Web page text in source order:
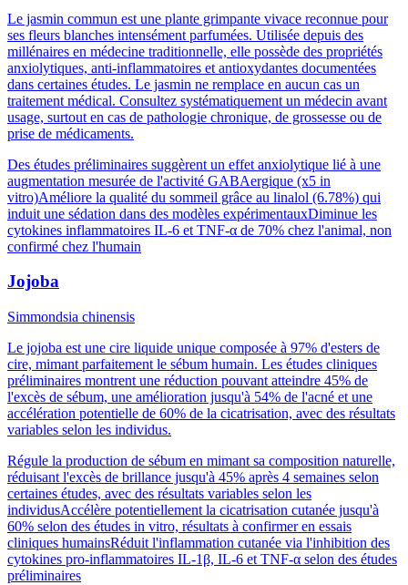
Le jasmin commun est une plante grimpante vivace reconnue pour
ses fleurs blanches intensément parfumées. Utilisée depuis des
millénaires en médecine traditionnelle, elle possède des propriétés
anxiolytiques, anti-inflammatoires et antioxydantes documentées
dans certaines études. Le jasmin ne remplace en aucun cas un
traitement médical. Consultez systématiquement un médecin avant
usage, surtout en cas de pathologie chronique, de grossesse ou de
prise de médicaments.
Des études préliminaires suggèrent un effet anxiolytique lié à une
augmentation mesurée de l'activité GABAergique (x5 in
vitro)Améliore la qualité du sommeil grâce au linalol (6.78%) qui
induit une sédation dans des modèles expérimentauxDiminue les
cytokines inflammatoires IL-6 et TNF-α de 70% chez l'animal, non
confirmé chez l'humain
Jojoba
Simmondsia chinensis
Le jojoba est une cire liquide unique composée à 97% d'esters de
cire, mimant parfaitement le sébum humain. Les études cliniques
préliminaires montrent une réduction pouvant atteindre 45% de
l'excès de sébum, une amélioration jusqu'à 54% de l'acné et une
accélération potentielle de 60% de la cicatrisation, avec des résultats
variables selon les individus.
Régule la production de sébum en mimant sa composition naturelle,
réduisant l'excès de brillance jusqu'à 45% après 4 semaines selon
certaines études, avec des résultats variables selon les
individusAccélère potentiellement la cicatrisation cutanée jusqu'à
60% selon des études in vitro, résultats à confirmer en essais
cliniques humainsRéduit l'inflammation cutanée via l'inhibition des
cytokines pro-inflammatoires IL-1β, IL-6 et TNF-α selon des études
préliminaires